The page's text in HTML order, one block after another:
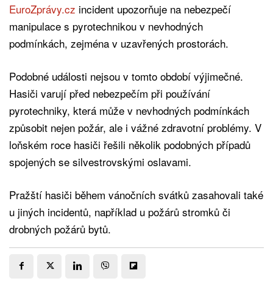
EuroZprávy.cz incident upozorňuje na nebezpečí
manipulace s pyrotechnikou v nevhodných
podmínkách, zejména v uzavřených prostorách.
Podobné události nejsou v tomto období výjimečné.
Hasiči varují před nebezpečím při používání
pyrotechniky, která může v nevhodných podmínkách
způsobit nejen požár, ale i vážné zdravotní problémy. V
loňském roce hasiči řešili několik podobných případů
spojených se silvestrovskými oslavami.
Pražští hasiči během vánočních svátků zasahovali také
u jiných incidentů, například u požárů stromků či
drobných požárů bytů.